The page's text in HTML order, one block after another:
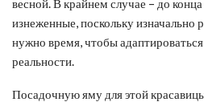
весной. В крайнем случае – до
изнеженные, поскольку изначально
нужно время, чтобы
реальности.
Посадочную яму для этой